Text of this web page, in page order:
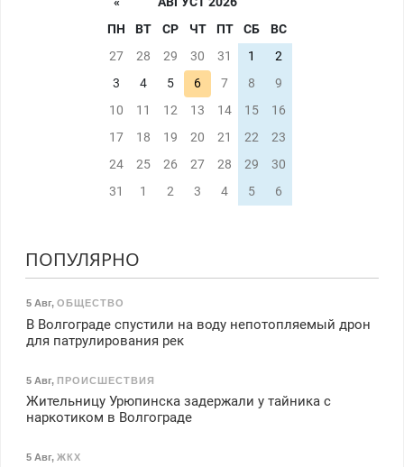
ПН
ВТ СР ЧТ ПТ СБ
ВС
27
28 29 30 31 1
2
3
4 5 6 7 8
9
10
11 12 13 14 15
16
17
18 19 20 21 22
23
24
25 26 27 28 29
30
31
1 2 3 4 5 6
ПОПУЛЯРНО
5 Авг, ОБЩЕСТВО
В Волгограде спустили на воду непотопляемый дрон
для патрулирования рек
5 Авг, ПРОИСШЕСТВИЯ
Жительницу Урюпинска задержали у тайника с
наркотиком в Волгограде
5 Авг, ЖКХ